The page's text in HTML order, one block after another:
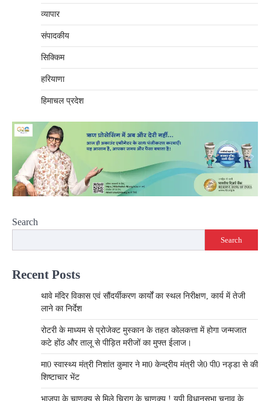
व्यापार
संपादकीय
सिक्किम
हरियाणा
हिमाचल प्रदेश
Search
Search
Recent Posts
थावे मंदिर विकास एवं सौंदर्यीकरण कार्यों का स्थल निरीक्षण, कार्य में तेजी
लाने का निर्देश
रोटरी के माध्यम से प्रोजेक्ट मुस्कान के तहत कोलकत्ता में होगा जन्मजात
कटे होंठ और तालू से पीड़ित मरीजों का मुफ्त ईलाज।
मा0 स्वास्थ्य मंत्री निशांत कुमार ने मा0 केन्द्रीय मंत्री जे0 पी0 नड्डा से की
शिष्टाचार भेंट
भाजपा के चाणक्य से मिले चिराग के चाणक्य ! यूपी विधानसभा चुनाव के